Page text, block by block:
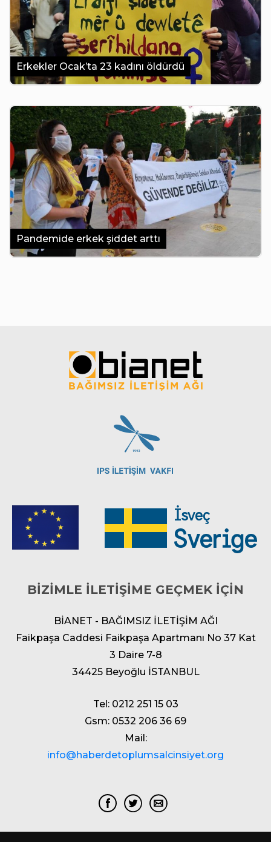
Erkekler Ocak’ta 23 kadını öldürdü
Pandemide erkek şiddet arttı
BİZİMLE İLETİŞİME GEÇMEK İÇİN
BİANET - BAĞIMSIZ İLETİŞİM AĞI
Faikpaşa Caddesi Faikpaşa Apartmanı No 37 Kat
3 Daire 7-8
34425 Beyoğlu İSTANBUL
Tel: 0212 251 15 03
Gsm: 0532 206 36 69
Mail:
info@haberdetoplumsalcinsiyet.org